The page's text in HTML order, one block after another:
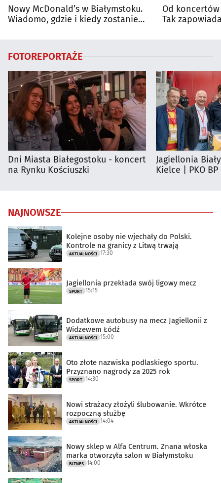
Nowy McDonald’s w Białymstoku.
Wiadomo, gdzie i kiedy zostanie
Od
Tak
FOTOREPORTAŻE
Dni Miasta Białegostoku - koncert
na Rynku Kościuszki
Jagiellonia
Kielce | PKO
NAJNOWSZE
Kolejne osoby nie wjechały do Polski.
Kontrole na granicy z Litwą trwają
AKTUALNOŚCI 17:30
Jagiellonia przekłada swój ligowy mecz
SPORT 15:15
Dodatkowe autobusy na mecz Jagiellonii z
Widzewem Łódź
AKTUALNOŚCI 15:00
Oto złote nazwiska podlaskiego sportu.
Przyznano nagrody za 2025 rok
SPORT 14:30
Nowi strażacy złożyli ślubowanie. Wkrótce
rozpoczną służbę
AKTUALNOŚCI 14:04
Nowy sklep w Alfa Centrum. Znana włoska
marka otworzyła salon w Białymstoku
BIZNES 14:00